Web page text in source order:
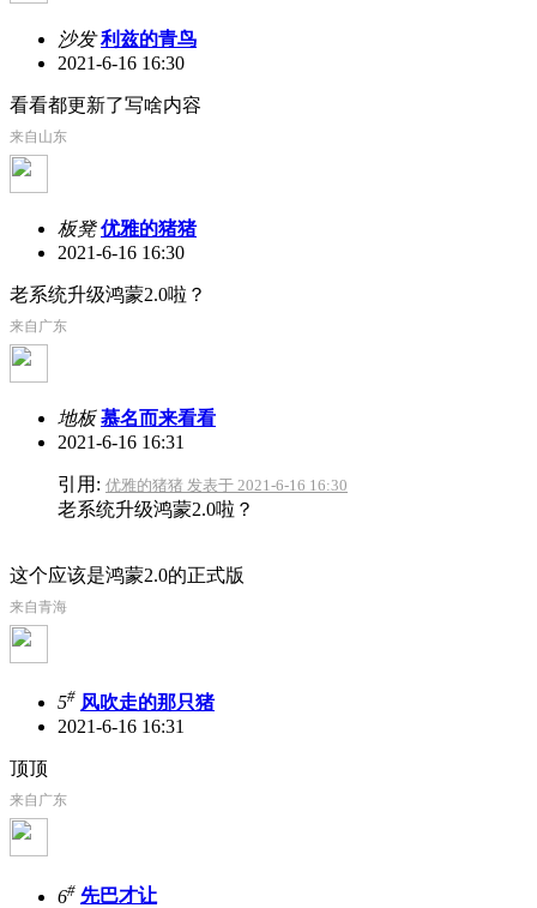
沙发 利兹的青鸟
2021-6-16 16:30
看看都更新了写啥内容
来自山东
板凳 优雅的猪猪
2021-6-16 16:30
老系统升级鸿蒙2.0啦？
来自广东
地板 慕名而来看看
2021-6-16 16:31
引用: 优雅的猪猪 发表于 2021-6-16 16:30
老系统升级鸿蒙2.0啦？
这个应该是鸿蒙2.0的正式版
来自青海
5# 风吹走的那只猪
2021-6-16 16:31
顶顶
来自广东
6# 先巴才让